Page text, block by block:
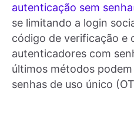
autenticação sem senha
se limitando a login
código de verificação e
autenticadores com
últimos métodos
senhas de uso único